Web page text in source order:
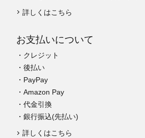
詳しくはこちら
お支払いについて
・クレジット
・後払い
・PayPay
・Amazon Pay
・代金引換
・銀行振込(先払い)
詳しくはこちら